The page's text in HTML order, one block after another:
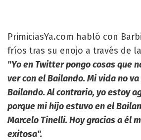
PrimiciasYa.com habló con
fríos tras su enojo a través de
"Yo en Twitter pongo cosas que
ver con el Bailando. Mi vida no
Bailando. Al contrario, yo estoy
porque mi hijo estuvo en el
Marcelo Tinelli. Hoy gracias a él
exitosa".